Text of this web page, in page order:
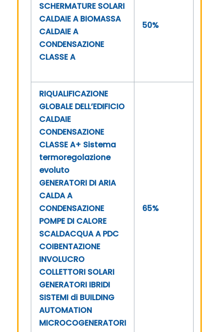
SCHERMATURE SOLARI
CALDAIE A BIOMASSA
CALDAIE A
CONDENSAZIONE
CLASSE A
50%
RIQUALIFICAZIONE
GLOBALE DELL’EDIFICIO
CALDAIE
CONDENSAZIONE
CLASSE A+ Sistema
termoregolazione
evoluto
GENERATORI DI ARIA
CALDA A
CONDENSAZIONE
POMPE DI CALORE
SCALDACQUA A PDC
COIBENTAZIONE
INVOLUCRO
COLLETTORI SOLARI
GENERATORI IBRIDI
SISTEMI di BUILDING
AUTOMATION
MICROCOGENERATORI
65%